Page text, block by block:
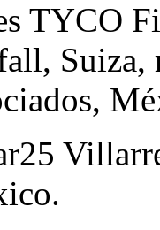
TYCO
Suiza,